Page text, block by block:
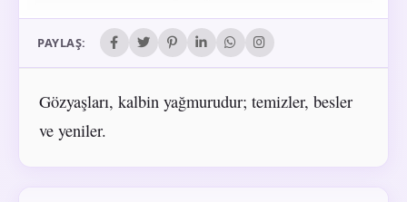
PAYLAŞ:
Gözyaşları, kalbin yağmurudur; temizler, besler
ve yeniler.